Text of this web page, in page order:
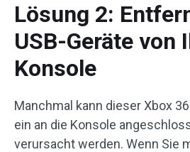
Lösung 2:
USB-Geräte von
Konsole
Manchmal kann dieser Xbox
ein an die Konsole
verursacht werden. Wenn Sie